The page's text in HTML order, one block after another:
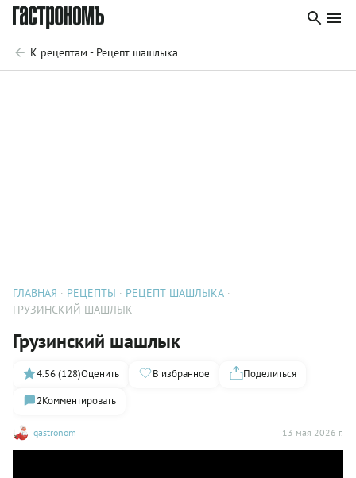
К рецептам - Рецепт шашлыка
ГЛАВНАЯ РЕЦЕПТЫ
РЕЦЕПТ ШАШЛЫКА
ГРУЗИНСКИЙ ШАШЛЫК
Грузинский шашлык
gastronom 13 мая 2026 г.
4.56 (128)Оценить В избранное
Поделиться
2Комментировать